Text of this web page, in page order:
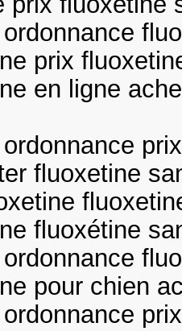
prix
en ligne
fluoxetine
fluoxétine
pour chien